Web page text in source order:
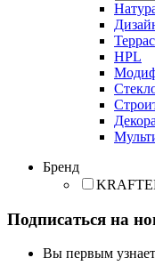
HPL
Бренд
Подписаться на
Вы первым